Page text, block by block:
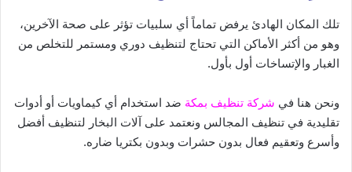
تلك المكان الهادئ يرفض تماماً أي سلبيات تؤثر على صحة الآخرين،
وهو من أكثر الأماكن التي تحتاج لتنظيف دوري ومستمر للتخلص من
الغبار والإتساخات أول بأول.
ونحن هنا في شركة تنظيف بمكة ضد استخدام أي كيماويات أو أدوات
تقليدية في تنظيف المجالس ونعتمد على آلات البخار لتنظيف أفضل
وأسرع وتعقيم فعال بدون حشرات وبدون بكتريا ضاره.